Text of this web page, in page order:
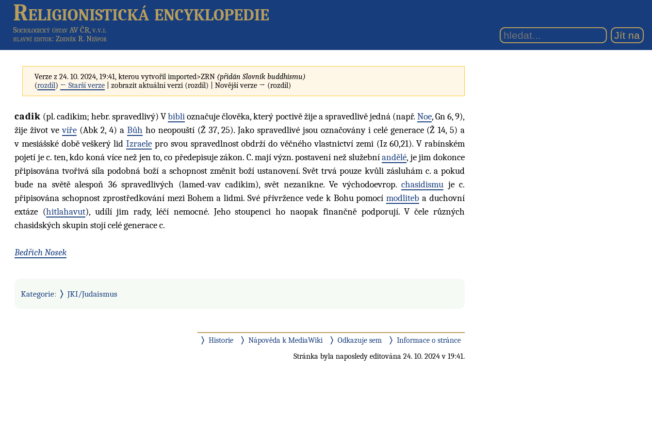
Religionistická encyklopedie
Sociologický ústav AV ČR, v.v.i.
hlavní editor: Zdeněk R. Nešpor
Verze z 24. 10. 2024, 19:41, kterou vytvořil imported>ZRN (přidán Slovník buddhismu)
(rozdíl) ← Starší verze| zobrazit aktuální verzi (rozdíl) | Novější verze → (rozdíl)
cadik (pl. cadikim; hebr. spravedlivý) Vbiblioznačuje člověka, který poctivě žije a spravedlivě jedná (např. Noe, Gn 6, 9),
žije život vevíře(Abk 2, 4) a Bůh ho neopouští (Ž 37, 25). Jako spravedlivé jsou označovány i celé generace (Ž 14, 5) a
v mesiášské době veškerý lidIzraele pro svou spravedlnost obdrží do věčného vlastnictví zemi (Iz 60,21). V rabínském
pojetí je c. ten, kdo koná více než jen to, co předepisuje zákon. C. mají význ. postavení než služebníandělé, je jim dokonce
připisována tvořivá síla podobná boží a schopnost změnit boží ustanovení. Svět trvá pouze kvůli zásluhám c. a pokud
bude na světě alespoň 36 spravedlivých (lamed-vav cadikim), svět nezanikne. Ve východoevrop.chasidismu je c.
připisována schopnost zprostředkování mezi Bohem a lidmi. Své přívržence vede k Bohu pomocímodliteb a duchovní
extáze (hitlahavut), udílí jim rady, léčí nemocné. Jeho stoupenci ho naopak finančně podporují. V čele různých
chasidských skupin stojí celé generace c.
Bedřich Nosek
Kategorie: JKI/Judaismus
Historie Nápověda k MediaWiki Odkazuje sem
Informace o stránce
Stránka byla naposledy editována 24. 10. 2024 v 19:41.